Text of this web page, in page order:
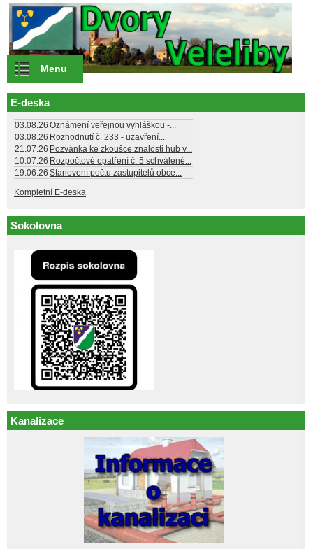
Přejít k hlavnímu obsahu
Menu
E-deska
03.08.26 Oznámení veřejnou vyhláškou -...
03.08.26 Rozhodnutí č. 233 - uzavření...
21.07.26 Pozvánka ke zkoušce znalosti hub v...
10.07.26 Rozpočtové opatření č. 5 schválené...
19.06.26 Stanovení počtu zastupitelů obce...
Kompletní E-deska
Sokolovna
Kanalizace